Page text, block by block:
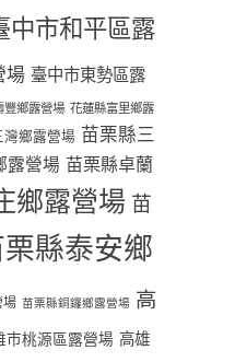
中市和平區露
場 臺中市東勢區露
豐鄉露營場 花蓮縣富里鄉露
灣鄉露營場 苗栗縣三
露營場 苗栗縣卓蘭
鄉露營場 苗
縣泰安鄉
場 苗栗縣銅鑼鄉露營場 高
市桃源區露營場 高雄